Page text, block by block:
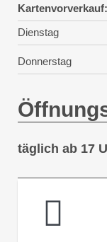
Kartenvorverkauf:
Dienstag
Donnerstag
täglich ab 17